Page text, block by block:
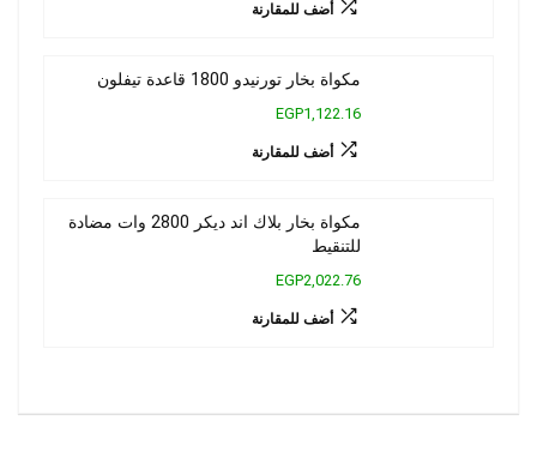
أضف للمقارنة
مكواة بخار تورنيدو 1800 قاعدة تيفلون
EGP1,122.16
أضف للمقارنة
مكواة بخار بلاك اند ديكر 2800 وات مضادة
للتنقيط
EGP2,022.76
أضف للمقارنة